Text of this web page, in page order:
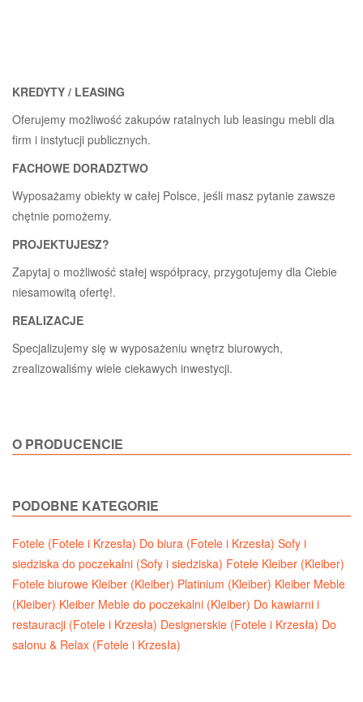
KREDYTY / LEASING
Oferujemy możliwość zakupów ratalnych lub leasingu mebli dla
firm i instytucji publicznych.
FACHOWE DORADZTWO
Wyposażamy obiekty w całej Polsce, jeśli masz pytanie zawsze
chętnie pomożemy.
PROJEKTUJESZ?
Zapytaj o możliwość stałej współpracy, przygotujemy dla Ciebie
niesamowitą ofertę!.
REALIZACJE
Specjalizujemy się w wyposażeniu wnętrz biurowych,
zrealizowaliśmy wiele ciekawych inwestycji.
O PRODUCENCIE
PODOBNE KATEGORIE
Fotele (Fotele i Krzesła) Do biura (Fotele i Krzesła) Sofy i
siedziska do poczekalni (Sofy i siedziska) Fotele Kleiber (Kleiber)
Fotele biurowe Kleiber (Kleiber) Platinium (Kleiber) Kleiber Meble
(Kleiber) Kleiber Meble do poczekalni (Kleiber) Do kawiarni i
restauracji (Fotele i Krzesła) Designerskie (Fotele i Krzesła) Do
salonu & Relax (Fotele i Krzesła)